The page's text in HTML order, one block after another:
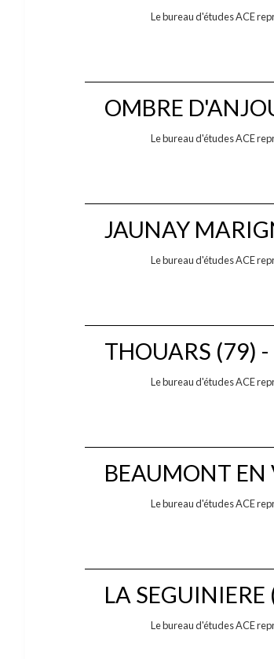
Le bureau d'études ACE
OMBRE
Le bureau d'études ACE
JAUNAY
Le bureau d'études ACE
THOUARS (79)
Le bureau d'études ACE
BEAUMONT
Le bureau d'études ACE
LA
Le bureau d'études ACE